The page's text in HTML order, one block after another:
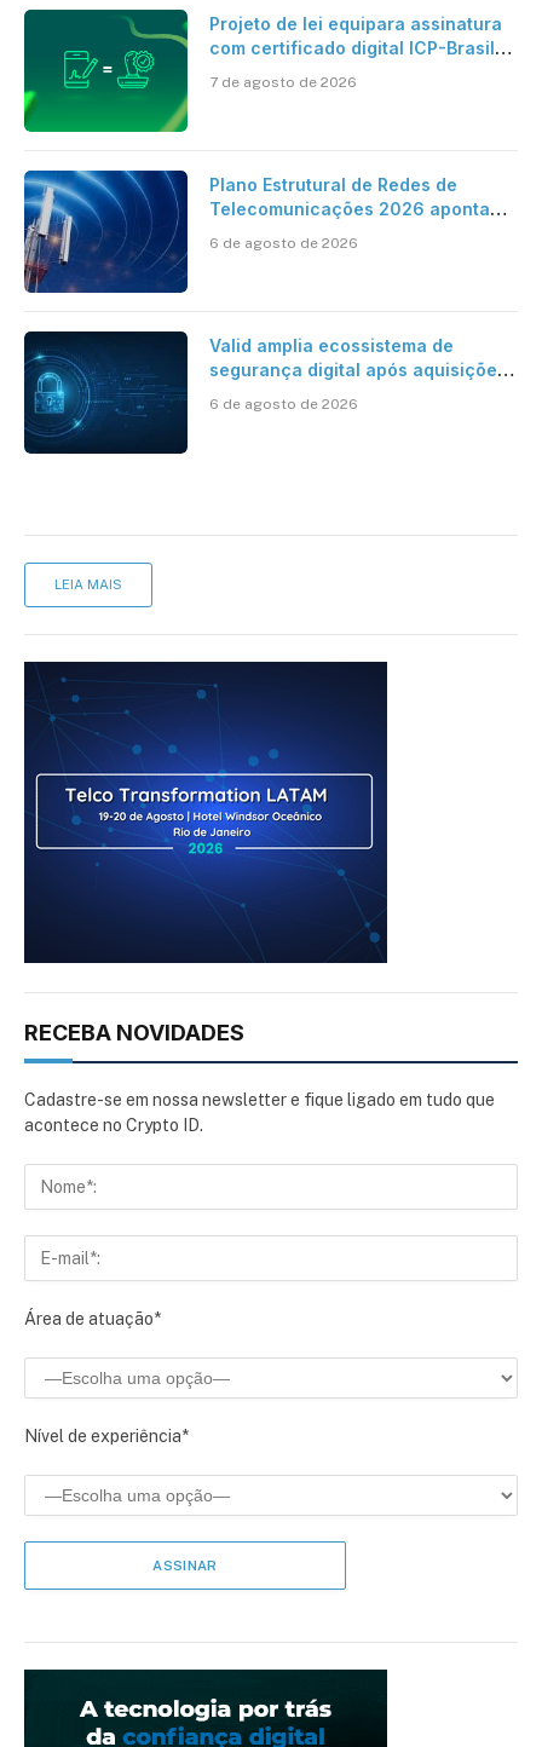
Projeto de lei equipara assinatura
com certificado digital ICP-Brasil
cartório
7 de agosto de 2026
Plano Estrutural de Redes de
Telecomunicações 2026 aponta
mantém desafio
6 de agosto de 2026
Valid amplia ecossistema de
segurança digital após aquisições
6 de agosto de 2026
LEIA MAIS
RECEBA NOVIDADES
Cadastre-se em nossa newsletter e fique ligado em tudo que
acontece no Crypto ID.
Área de atuação*
Nível de experiência*